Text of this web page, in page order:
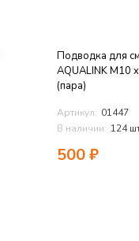
Подводка для
AQUALINK M10
(пара)
Артикул: 01447
В наличии: 124
500₽